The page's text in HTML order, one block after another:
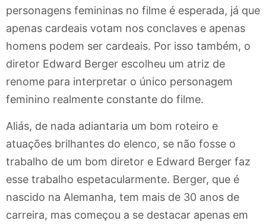
personagens femininas no filme é esperada, já que
apenas cardeais votam nos conclaves e apenas
homens podem ser cardeais. Por isso também, o
diretor Edward Berger escolheu um atriz de
renome para interpretar o único personagem
feminino realmente constante do filme.
Aliás, de nada adiantaria um bom roteiro e
atuações brilhantes do elenco, se não fosse o
trabalho de um bom diretor e Edward Berger faz
esse trabalho espetacularmente. Berger, que é
nascido na Alemanha, tem mais de 30 anos de
carreira, mas começou a se destacar apenas em